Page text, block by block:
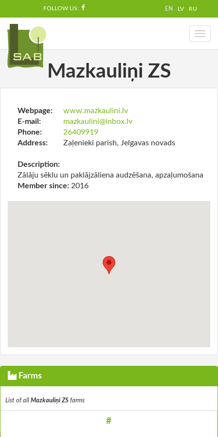
FOLLOW US: EN LV RU
Toggle
Mazkauliņi ZS
Webpage:
www.mazkaulini.lv
E-mail:
mazkaulini@inbox.lv
Phone:
26409919
Address:
Zaļenieki parish, Jelgavas novads
Description:
Zālāju sēklu un paklājzāliena audzēšana, apzaļumošana
Member since: 2016
Farms
List of all Mazkauliņi ZS farms
#